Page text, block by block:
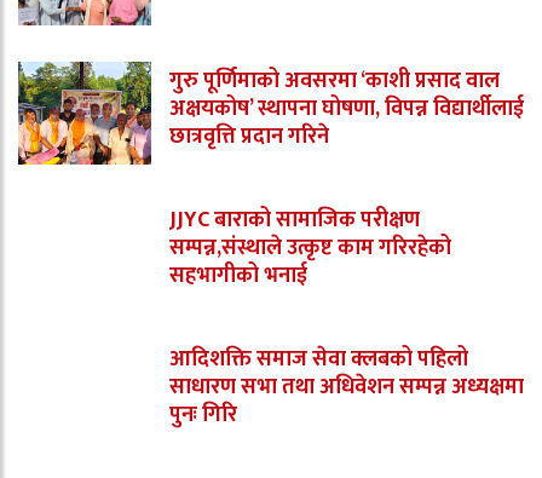
गुरु पूर्णिमाको अवसरमा ‘काशी प्रसाद वाल
अक्षयकोष’ स्थापना घोषणा, विपन्न विद्यार्थीलाई
छात्रवृत्ति प्रदान गरिने
JJYC बाराको सामाजिक परीक्षण
सम्पन्न,संस्थाले उत्कृष्ट काम गरिरहेको
सहभागीको भनाई
आदिशक्ति समाज सेवा क्लबको पहिलो
साधारण सभा तथा अधिवेशन सम्पन्न अध्यक्षमा
पुनः गिरि